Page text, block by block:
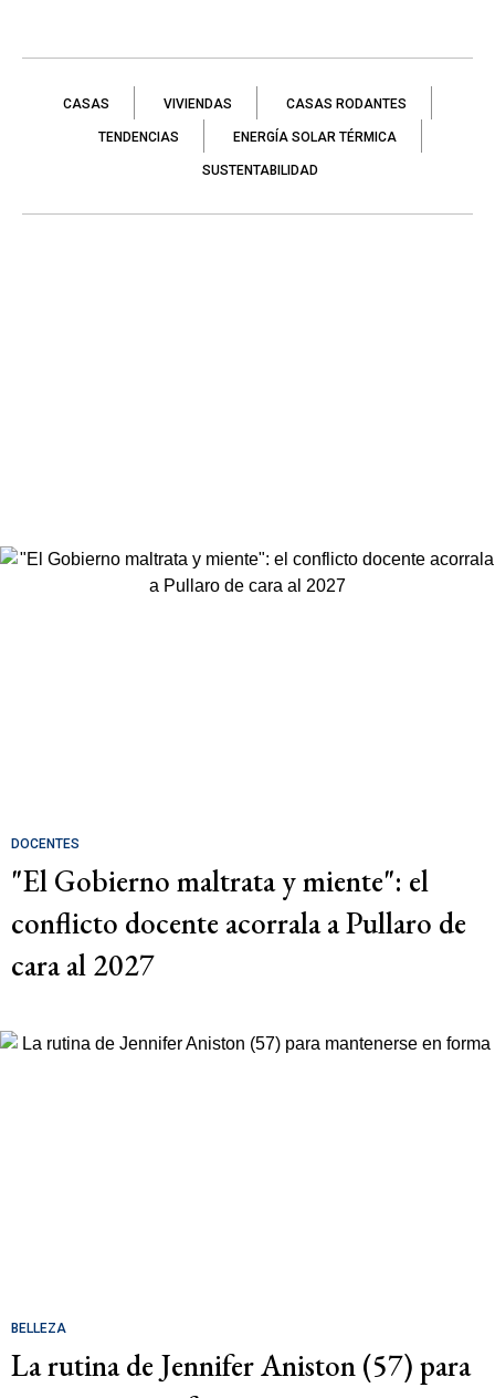
CASAS VIVIENDAS CASAS RODANTES
TENDENCIAS ENERGÍA SOLAR TÉRMICA
SUSTENTABILIDAD
DOCENTES
"El Gobierno maltrata y miente": el
conflicto docente acorrala a Pullaro de
cara al 2027
BELLEZA
La rutina de Jennifer Aniston (57) para